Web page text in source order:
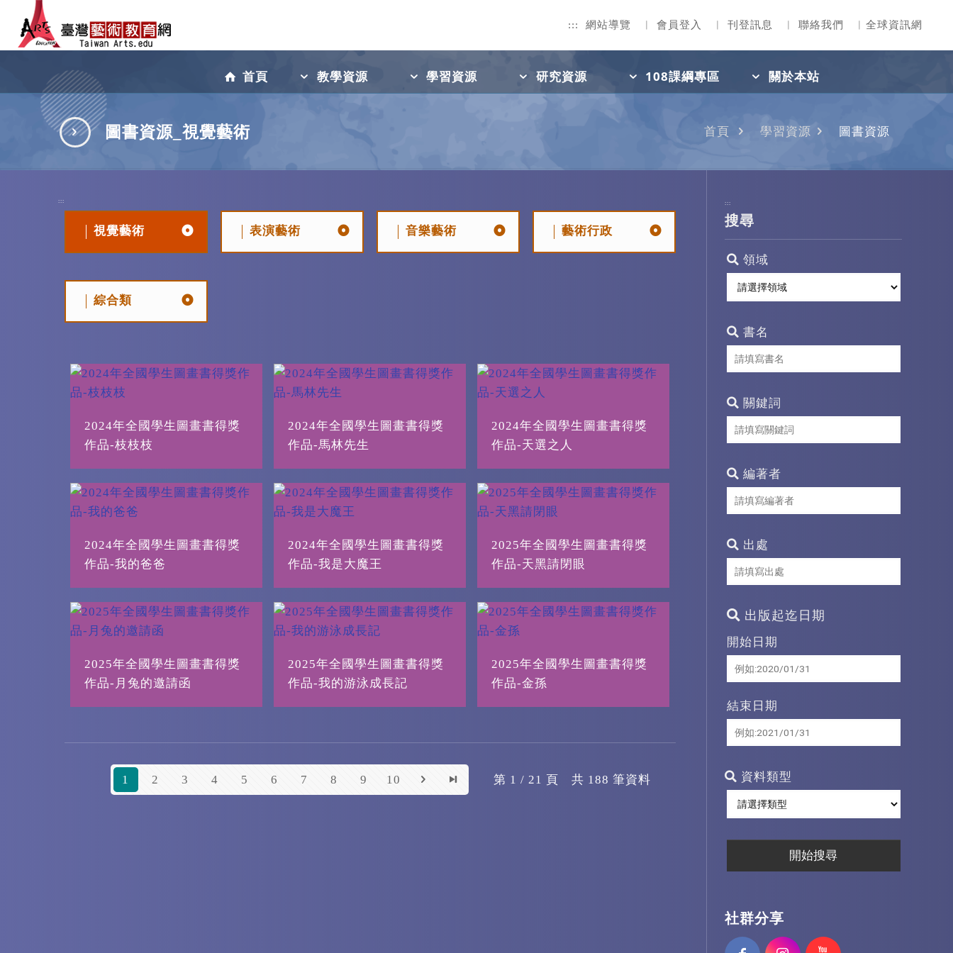
主
要
內
區
塊
::: 網站導覽 會員登入 刊登訊息 聯絡我們 全球資訊網
首頁 教學資源 學習資源 研究資源 108課綱專區 關於本站
圖書資源_視覺藝術 首頁 學習資源 圖書資源
:::
視覺藝術 表演藝術 音樂藝術 藝術行政
綜合類
2024年全國學生圖畫書得獎
作品-枝枝枝
2024年全國學生圖畫書得獎
作品-馬林先生
2024年全國學生圖畫書得獎
作品-天選之人
2024年全國學生圖畫書得獎
作品-我的爸爸
2024年全國學生圖畫書得獎
作品-我是大魔王
2025年全國學生圖畫書得獎
作品-天黑請閉眼
2025年全國學生圖畫書得獎
作品-月兔的邀請函
2025年全國學生圖畫書得獎
作品-我的游泳成長記
2025年全國學生圖畫書得獎
作品-金孫
1 2 3 4 5 6 7 8 9 10 第 1 / 21 頁 共 188 筆資料
:::
搜尋
領域
書名
關鍵詞
編著者
出處
出版起迄日期
開始日期
結束日期
資料類型
社群分享